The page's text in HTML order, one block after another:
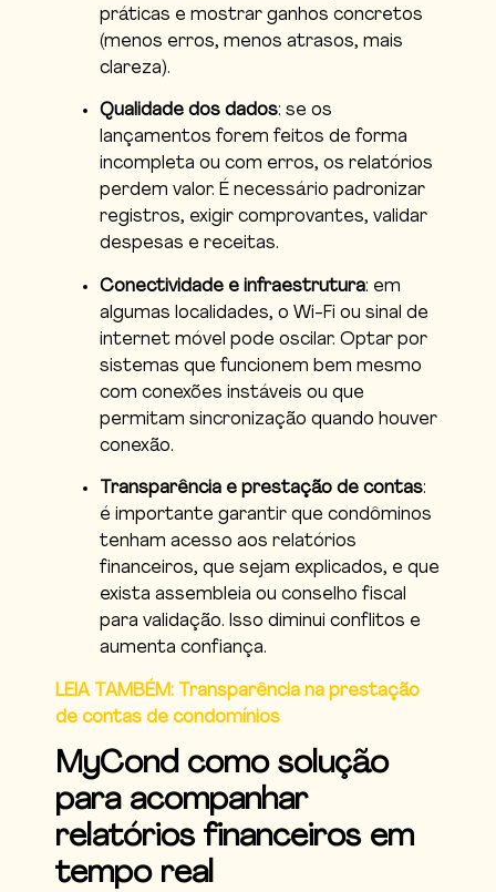
práticas e mostrar ganhos concretos
(menos erros, menos atrasos, mais
clareza).
Qualidade dos dados: se os
lançamentos forem feitos de forma
incompleta ou com erros, os relatórios
perdem valor. É necessário padronizar
registros, exigir comprovantes, validar
despesas e receitas.
Conectividade e infraestrutura: em
algumas localidades, o Wi-Fi ou sinal de
internet móvel pode oscilar. Optar por
sistemas que funcionem bem mesmo
com conexões instáveis ou que
permitam sincronização quando houver
conexão.
Transparência e prestação de contas:
é importante garantir que condôminos
tenham acesso aos relatórios
financeiros, que sejam explicados, e que
exista assembleia ou conselho fiscal
para validação. Isso diminui conflitos e
aumenta confiança.
LEIA TAMBÉM: Transparência na prestação
de contas de condomínios
MyCond como solução
para acompanhar
relatórios financeiros em
tempo real